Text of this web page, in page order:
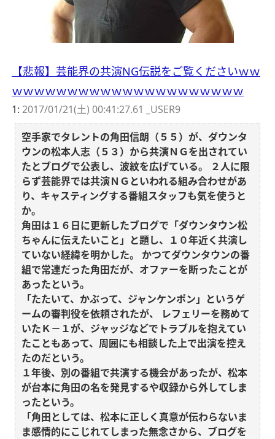
【悲報】芸能界の共演NG伝説をご覧くださいｗｗ
ｗｗｗｗｗｗｗｗｗｗｗｗｗｗｗｗｗｗｗｗｗ
1: 2017/01/21(土) 00:41:27.61 _USER9
空手家でタレントの角田信朗（５５）が、ダウンタ
ウンの松本人志（５３）から共演ＮＧを出されてい
たとブログで公表し、波紋を広げている。
２人に限
らず芸能界では共演ＮＧといわれる組み合わせがあ
り、キャスティングする番組スタッフも気を使うと
か。
角田は１６日に更新したブログで「ダウンタウン松
ちゃんに伝えたいこと」と題し、１０年近く共演し
ていない経緯を明かした。 かつてダウンタウンの番
組で常連だった角田だが、オファーを断ったことが
あったという。
「たたいて、かぶって、ジャンケンポン」というゲ
ームの審判役を依頼されたが、
レフェリーを務めて
いたＫ－１が、ジャッジなどでトラブルを抱えてい
たこともあって、周囲にも相談した上で出演を控え
たのだという。
１年後、別の番組で共演する機会があったが、松本
が台本に角田の名を発見するや収録から外してしま
ったという。
「角田としては、松本に正しく真意が伝わらないま
ま感情的にこじれてしまった無念さから、ブログを